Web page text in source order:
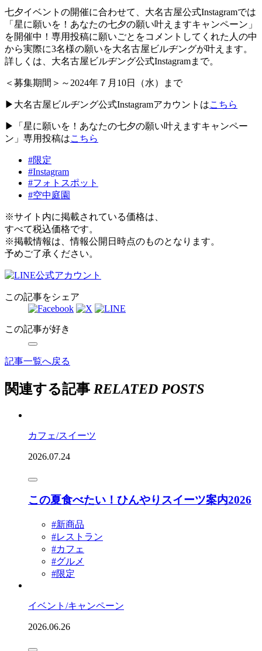
七夕イベントの開催に合わせて、大名古屋公式Instagramでは
「星に願いを！あなたの七夕の願い叶えますキャンペーン」
を開催中！専用投稿に願いごとをコメントしてくれた人の中
から実際に3名様の願いを大名古屋ビルヂングが叶えます。
詳しくは、大名古屋ビルヂング公式Instagramまで。
＜募集期間＞～2024年７月10日（水）まで
▶大名古屋ビルヂング公式Instagramアカウントはこちら
▶「星に願いを！あなたの七夕の願い叶えますキャンペー
ン」専用投稿はこちら
#限定
#Instagram
#フォトスポット
#空中庭園
※サイト内に掲載されている価格は、
すべて税込価格です。
※掲載情報は、情報公開日時点のものとなります。
予めご了承ください。
この記事をシェア
この記事が好き
記事一覧へ戻る
関連する記事 RELATED POSTS
カフェ/スイーツ
2026.07.24
この夏食べたい！ひんやりスイーツ案内2026
#新商品
#レストラン
#カフェ
#グルメ
#限定
イベント/キャンペーン
2026.06.26